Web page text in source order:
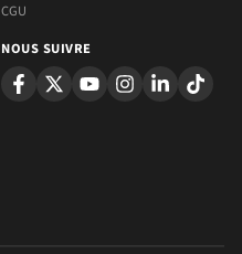
CGU
NOUS SUIVRE